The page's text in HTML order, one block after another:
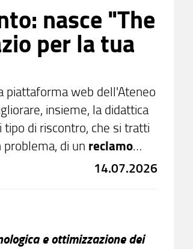
nasce "The
per la tua
piattaforma web dell'Ateneo
insieme, la didattica
tipo di riscontro, che si tratti
problema, di un reclamo
sarà utile per perfezionare
il testo scritto,
14.07.2026
e ottimizzazione dei